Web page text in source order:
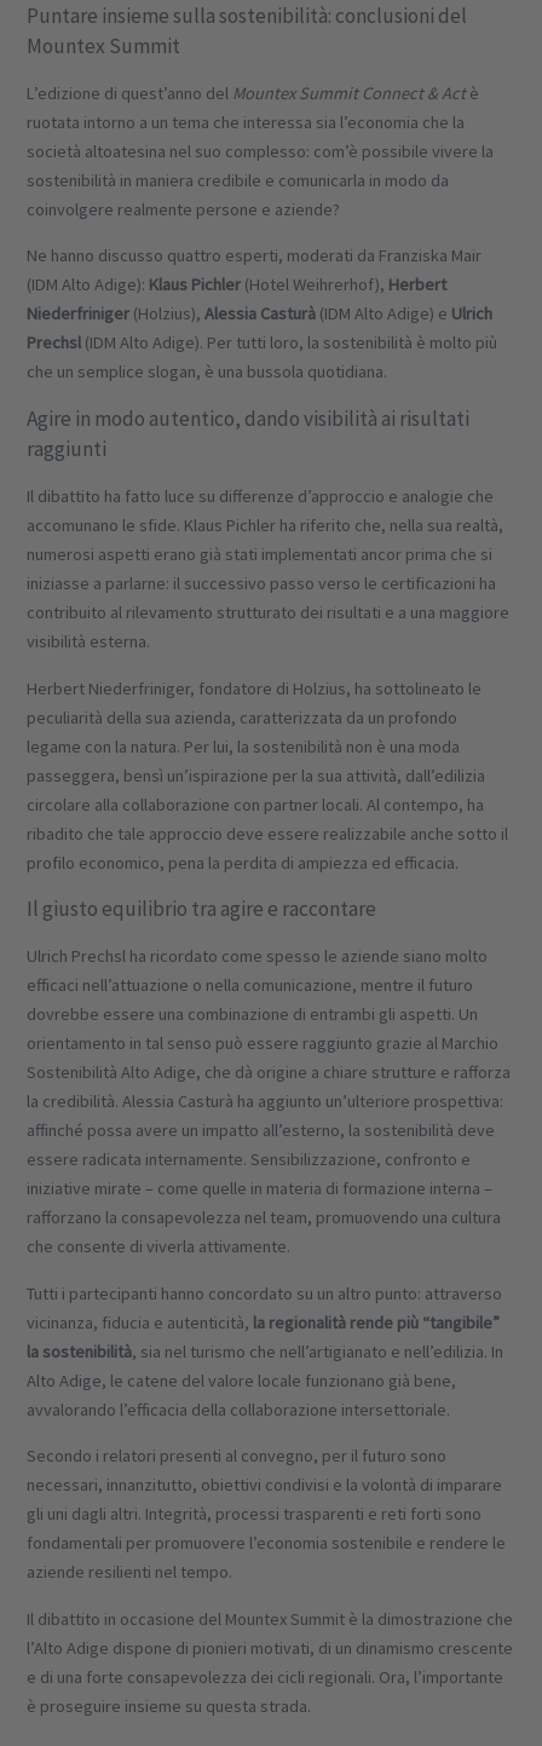
Puntare insieme sulla sostenibilità: conclusioni del
Mountex Summit
L’edizione di quest’anno del Mountex Summit Connect & Actè
ruotata intorno a un tema che interessa sia l’economia che la
società altoatesina nel suo complesso: com’è possibile vivere la
sostenibilità in maniera credibile e comunicarla in modo da
coinvolgere realmente persone e aziende?
Ne hanno discusso quattro esperti, moderati da Franziska Mair
(IDM Alto Adige): Klaus Pichler (Hotel Weihrerhof), Herbert
Niederfriniger (Holzius),Alessia Casturà (IDM Alto Adige) e Ulrich
Prechsl (IDM Alto Adige). Per tutti loro, la sostenibilità è molto più
che un semplice slogan, è una bussola quotidiana.
Agire in modo autentico, dando visibilità ai risultati
raggiunti
Il dibattito ha fatto luce su differenze d’approccio e analogie che
accomunano le sfide. Klaus Pichler ha riferito che, nella sua realtà,
numerosi aspetti erano già stati implementati ancor prima che si
iniziasse a parlarne: il successivo passo verso le certificazioni ha
contribuito al rilevamento strutturato dei risultati e a una maggiore
visibilità esterna.
Herbert Niederfriniger, fondatore di Holzius, ha sottolineato le
peculiarità della sua azienda, caratterizzata da un profondo
legame con la natura. Per lui, la sostenibilità non è una moda
passeggera, bensì un’ispirazione per la sua attività, dall’edilizia
circolare alla collaborazione con partner locali. Al contempo, ha
ribadito che tale approccio deve essere realizzabile anche sotto il
profilo economico, pena la perdita di ampiezza ed efficacia.
Il giusto equilibrio tra agire e raccontare
Ulrich Prechsl ha ricordato come spesso le aziende siano molto
efficaci nell’attuazione o nella comunicazione, mentre il futuro
dovrebbe essere una combinazione di entrambi gli aspetti. Un
orientamento in tal senso può essere raggiunto grazie al Marchio
Sostenibilità Alto Adige, che dà origine a chiare strutture e rafforza
la credibilità. Alessia Casturà ha aggiunto un’ulteriore prospettiva:
affinché possa avere un impatto all’esterno, la sostenibilità deve
essere radicata internamente. Sensibilizzazione, confronto e
iniziative mirate – come quelle in materia di formazione interna –
rafforzano la consapevolezza nel team, promuovendo una cultura
che consente di viverla attivamente.
Tutti i partecipanti hanno concordato su un altro punto: attraverso
vicinanza, fiducia e autenticità, la regionalità rende più “tangibile”
la sostenibilità, sia nel turismo che nell’artigianato e nell’edilizia. In
Alto Adige, le catene del valore locale funzionano già bene,
avvalorando l’efficacia della collaborazione intersettoriale.
Secondo i relatori presenti al convegno, per il futuro sono
necessari, innanzitutto, obiettivi condivisi e la volontà di imparare
gli uni dagli altri. Integrità, processi trasparenti e reti forti sono
fondamentali per promuovere l’economia sostenibile e rendere le
aziende resilienti nel tempo.
Il dibattito in occasione del Mountex Summit è la dimostrazione che
l’Alto Adige dispone di pionieri motivati, di un dinamismo crescente
e di una forte consapevolezza dei cicli regionali. Ora, l’importante
è proseguire insieme su questa strada.